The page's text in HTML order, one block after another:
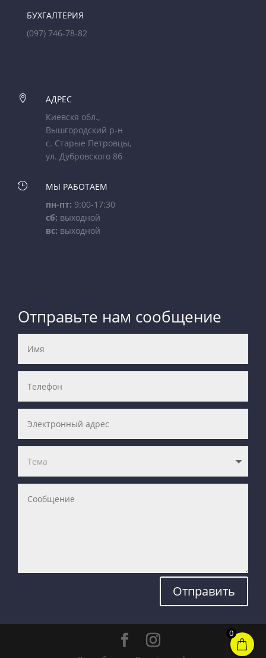
БУХГАЛТЕРИЯ
(097) 746-78-82

АДРЕС
Киевскя обл.,
Вышгородский р-н
с. Старые Петровцы,
ул. Дубровского 8б

МЫ РАБОТАЕМ
пн-пт: 9:00-17:30
сб: выходной
вс: выходной
Отправьте нам сообщение
Отправить
0